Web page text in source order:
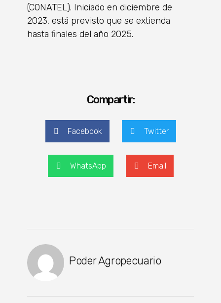
(CONATEL). Iniciado en diciembre de
2023, está previsto que se extienda
hasta finales del año 2025.
Compartir:
Facebook Twitter
WhatsApp Email
Poder Agropecuario